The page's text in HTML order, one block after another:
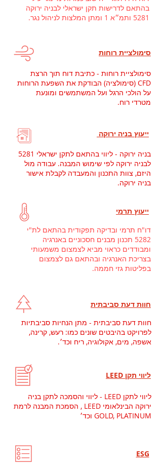
בהתאם לדרישות תקן ישראלי לבניה ירוקה
5281 ותמ״א 1 ומתן המלצות לניהול נגר.
סימולציית רוחות
סימולציית רוחות - כתיבת דוח תוך הרצת
CFD (סימולציה) הבודקת את השפעת הרוחות
על הולכי הרגל ועל המשתמשים ומונעת
מטרדי רוח.
ייעוץ בניה ירוקה
בניה ירוקה - ליווי בהתאם לתקן ישראלי 5281
לבניה ירוקה לפי שימוש המבנה. עבודה מול
היזם, צוות התכנון והמעבדה לקבלת אישור
בניה ירוקה.
ייעוץ תרמי
דו"ח תרמי ובדיקה תפקודית בהתאם לת"י
5282 תכנון מבנים חסכוניים באנרגיה
ומבודדים כראוי מביא לצמצום משמעותי
בצריכת האנרגיה ובהתאם גם לצמצום
בפליטות גזי חממה.
חוות דעת סביבתית
חוות דעת סביבתית - מתן הנחיות סביבתיות
לפרויקט בהיבטים שונים כמו: רעש, קרינה,
אשפה, מים, אקולוגיה, ריח וכד׳.
ליווי תקן LEED
ליווי לתקן LEED - ליווי והסמכה לתקן בניה
ירוקה הבינלאומי LEED , הסמכת המבנה לרמת
GOLD, PLATINUM וכד׳
ESG